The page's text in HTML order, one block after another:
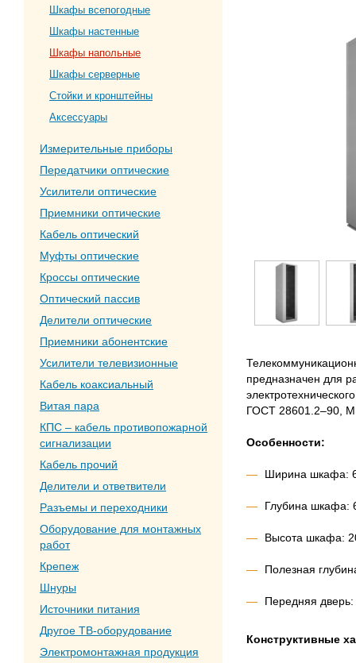
Шкафы всепогодные
Шкафы настенные
Шкафы напольные
Шкафы серверные
Стойки и кронштейны
Аксессуары
Измерительные приборы
Передатчики оптические
Усилители оптические
Приемники оптические
Кабель оптический
Муфты оптические
Кроссы оптические
Оптический пассив
Делители оптические
Приемники абонентские
Усилители телевизионные
Кабель коаксиальный
Витая пара
КПС – кабель противопожарной
сигнализации
Кабель прочий
Делители и ответвители
Разъемы и переходники
Оборудование для монтажных
работ
Крепеж
Шнуры
Источники питания
Другое ТВ-оборудование
Электромонтажная продукция
предназначен для
ГОСТ 28601.2–90,
Особенности:
Ширина шкафа:
Глубина шкафа:
Высота шкафа:
Полезная
Передняя дверь:
Конструктивные